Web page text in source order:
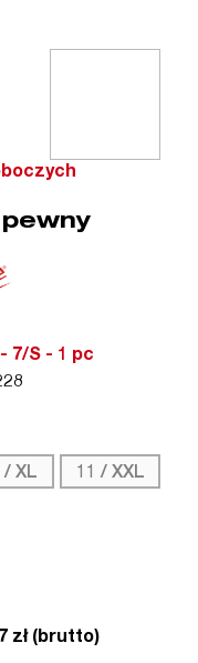
7/S - 1 pc
/ XL 11 / XXL
zł (brutto)